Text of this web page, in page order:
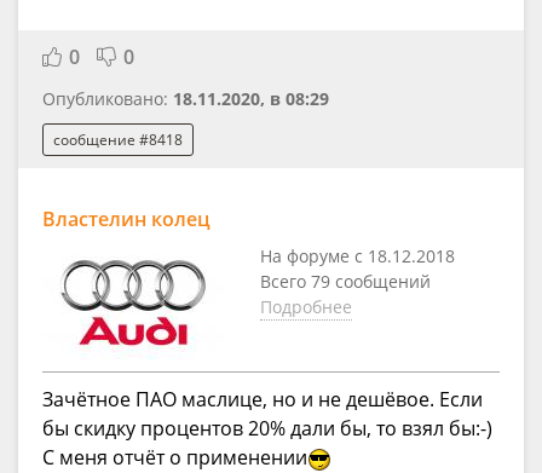
0 0
Опубликовано: 18.11.2020, в 08:29
сообщение #8418
Властелин колец
На форуме с 18.12.2018
Всего 79 сообщений
Подробнее
Зачётное ПАО маслице, но и не дешёвое. Если
бы скидку процентов 20% дали бы, то взял бы:-)
С меня отчёт о применении